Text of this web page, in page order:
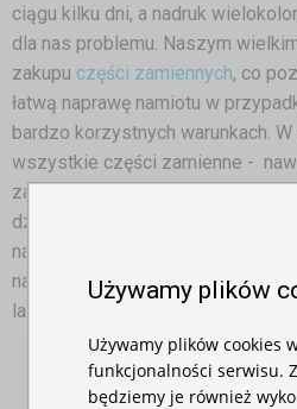
ciągu kilku dni, a nadruk
dla nas problemu. Naszym
zakupu części zamiennych, co
łatwą naprawę namiotu w
bardzo korzystnych warunkach.
wszystkie części zamienne -
zaczęliśmy sprzedawać na
działalności. Stawiamy na jakość
namiotów nożycowych, dlatego
naszym klientom wydłużony
lat.
Używamy plików
Używamy plików cookies
funkcjonalności serwisu.
będziemy je również